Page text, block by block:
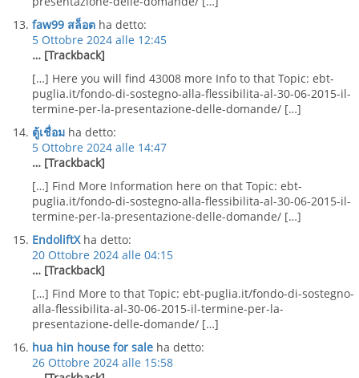
faw99 สล็อต ha detto:
5 Ottobre 2024 alle 12:45
… [Trackback]
[…] Here you will find 43008 more Info to that Topic: ebt-
puglia.it/fondo-di-sostegno-alla-flessibilita-al-30-06-2015-il-
termine-per-la-presentazione-delle-domande/ […]
ตู้เชื่อม ha detto:
5 Ottobre 2024 alle 14:47
… [Trackback]
[…] Find More Information here on that Topic: ebt-
puglia.it/fondo-di-sostegno-alla-flessibilita-al-30-06-2015-il-
termine-per-la-presentazione-delle-domande/ […]
EndoliftX ha detto:
20 Ottobre 2024 alle 04:15
… [Trackback]
[…] Find More to that Topic: ebt-puglia.it/fondo-di-sostegno-
alla-flessibilita-al-30-06-2015-il-termine-per-la-
presentazione-delle-domande/ […]
hua hin house for sale ha detto:
26 Ottobre 2024 alle 15:58